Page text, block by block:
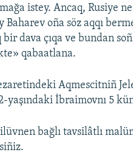
istey. Ancaq, Rusiye
Baharev oña söz aqqı
bir dava çıqa ve bundan
qabaatlana.
Aqmescitniñ
yaşındaki İbraimovnı 5
bağlı tavsilâtlı